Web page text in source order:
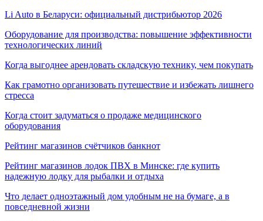
Li Auto в Беларуси: официальный дистрибьютор 2026
Оборудование для производства: повышение эффективности
технологических линий
Когда выгоднее арендовать складскую технику, чем покупать
Как грамотно организовать путешествие и избежать лишнего
стресса
Когда стоит задуматься о продаже медицинского
оборудования
Рейтинг магазинов счётчиков банкнот
Рейтинг магазинов лодок ПВХ в Минске: где купить
надежную лодку для рыбалки и отдыха
Что делает одноэтажный дом удобным не на бумаге, а в
повседневной жизни